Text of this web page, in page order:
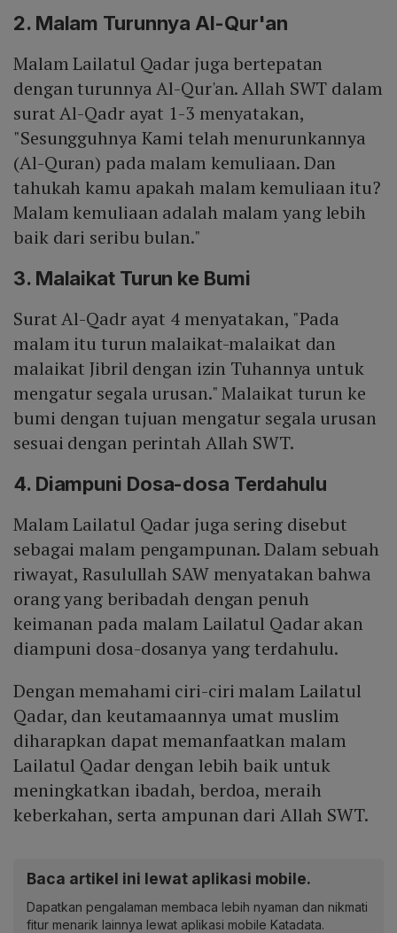
2. Malam Turunnya Al-Qur'an
Malam Lailatul Qadar juga bertepatan
dengan turunnya Al-Qur'an. Allah SWT dalam
surat Al-Qadr ayat 1-3 menyatakan,
"Sesungguhnya Kami telah menurunkannya
(Al-Quran) pada malam kemuliaan. Dan
tahukah kamu apakah malam kemuliaan itu?
Malam kemuliaan adalah malam yang lebih
baik dari seribu bulan."
3. Malaikat Turun ke Bumi
Surat Al-Qadr ayat 4 menyatakan, "Pada
malam itu turun malaikat-malaikat dan
malaikat Jibril dengan izin Tuhannya untuk
mengatur segala urusan." Malaikat turun ke
bumi dengan tujuan mengatur segala urusan
sesuai dengan perintah Allah SWT.
4. Diampuni Dosa-dosa Terdahulu
Malam Lailatul Qadar juga sering disebut
sebagai malam pengampunan. Dalam sebuah
riwayat, Rasulullah SAW menyatakan bahwa
orang yang beribadah dengan penuh
keimanan pada malam Lailatul Qadar akan
diampuni dosa-dosanya yang terdahulu.
Dengan memahami ciri-ciri malam Lailatul
Qadar, dan keutamaannya umat muslim
diharapkan dapat memanfaatkan malam
Lailatul Qadar dengan lebih baik untuk
meningkatkan ibadah, berdoa, meraih
keberkahan, serta ampunan dari Allah SWT.
Baca artikel ini lewat aplikasi mobile.
Dapatkan pengalaman membaca lebih nyaman dan nikmati
fitur menarik lainnya lewat aplikasi mobile Katadata.